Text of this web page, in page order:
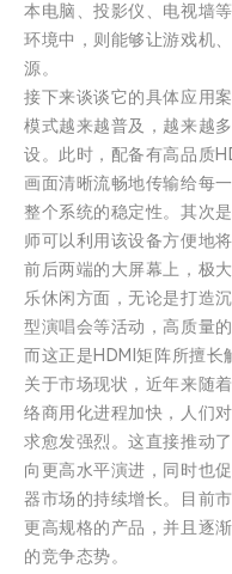
本电脑、投影仪、电视墙
环境中，则能够让游戏机
源。
接下来谈谈它的具体应用
模式越来越普及，越来越
设。此时，配备有高品质
画面清晰流畅地传输给每
整个系统的稳定性。其次
师可以利用该设备方便地
前后两端的大屏幕上，极
乐休闲方面，无论是打造
型演唱会等活动，高质量
而这正是HDMI矩阵所擅长
关于市场现状，近年来随
络商用化进程加快，人们
求愈发强烈。这直接推动
向更高水平演进，同时也
器市场的持续增长。目前
更高规格的产品，并且逐
的竞争态势。